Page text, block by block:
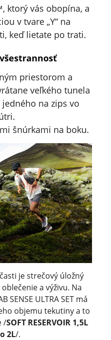
ktorý vás obopína, a
v tvare „Y“ na
keď lietate po trati.
priestorom a
veľkého tunela
na zips vo
šnúrkami na boku.
je strečový úložný
a výživu. Na
ULTRA SET má
objemu tekutiny a to
/SOFT RESERVOIR 1,5L
2L/.